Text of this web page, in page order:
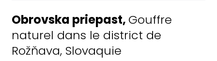
Obrovska priepast, Gouffre
naturel dans le district de
Rožňava, Slovaquie